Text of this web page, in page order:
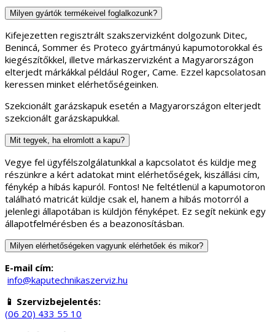
Milyen gyártók termékeivel foglalkozunk?
Kifejezetten regisztrált szakszervizként dolgozunk Ditec,
Benincá, Sommer és Proteco gyártmányú kapumotorokkal és
kiegészítőkkel, illetve márkaszervizként a Magyarországon
elterjedt márkákkal például Roger, Came. Ezzel kapcsolatosan
keressen minket elérhetőségeinken.
Szekcionált garázskapuk esetén a Magyarországon elterjedt
szekcionált garázskapukkal.
Mit tegyek, ha elromlott a kapu?
Vegye fel ügyfélszolgálatunkkal a kapcsolatot és küldje meg
részünkre a kért adatokat mint elérhetőségek, kiszállási cím,
fénykép a hibás kapuról. Fontos! Ne feltétlenül a kapumotoron
található matricát küldje csak el, hanem a hibás motorról a
jelenlegi állapotában is küldjön fényképet. Ez segít nekünk egy
állapotfelmérésben és a beazonosításban.
Milyen elérhetőségeken vagyunk elérhetőek és mikor?
E-mail cím:
info@kaputechnikaszerviz.hu
📱 Szervizbejelentés:
(06 20) 433 55 10